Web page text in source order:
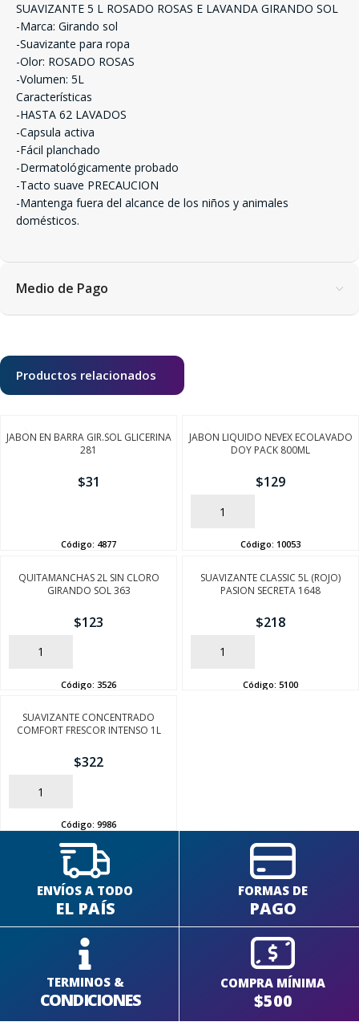
SUAVIZANTE 5 L ROSADO ROSAS E LAVANDA GIRANDO SOL
-Marca: Girando sol
-Suavizante para ropa
-Olor: ROSADO ROSAS
-Volumen: 5L
Características
-HASTA 62 LAVADOS
-Capsula activa
-Fácil planchado
-Dermatológicamente probado
-Tacto suave PRECAUCION
-Mantenga fuera del alcance de los niños y animales
domésticos.
Medio de Pago
Productos relacionados
JABON EN BARRA GIR.SOL GLICERINA
281
$31
Código: 4877
JABON LIQUIDO NEVEX ECOLAVADO
DOY PACK 800ML
$129
AÑADIR
Código: 10053
QUITAMANCHAS 2L SIN CLORO
GIRANDO SOL 363
$123
AÑADIR
Código: 3526
SUAVIZANTE CLASSIC 5L (ROJO)
PASION SECRETA 1648
$218
AÑADIR
Código: 5100
SUAVIZANTE CONCENTRADO
COMFORT FRESCOR INTENSO 1L
$322
AÑADIR
Código: 9986
ENVÍOS A TODO
EL PAÍS
FORMAS DE
PAGO
TERMINOS &
CONDICIONES
COMPRA MÍNIMA
$500